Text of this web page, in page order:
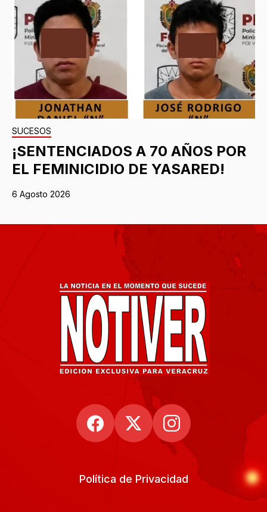
SUCESOS
¡SENTENCIADOS A 70 AÑOS POR
EL FEMINICIDIO DE YASARED!
6 Agosto 2026
Política de Privacidad